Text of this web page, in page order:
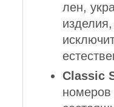
лен,
Classic